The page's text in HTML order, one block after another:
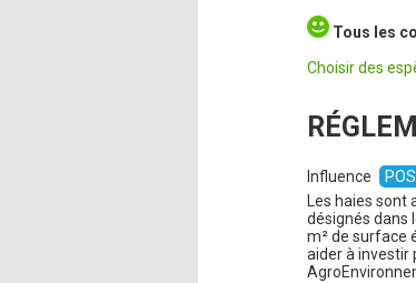
Tous les
Choisir des
Influence
Les haies sont
désignés dans
m² de surface
aider à investir